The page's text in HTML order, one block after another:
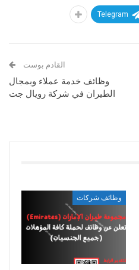
Telegram
القادم بوست
وظائف خدمة عملاء وبمجال
الطيران في شركة رويال جت
وظائف شركات